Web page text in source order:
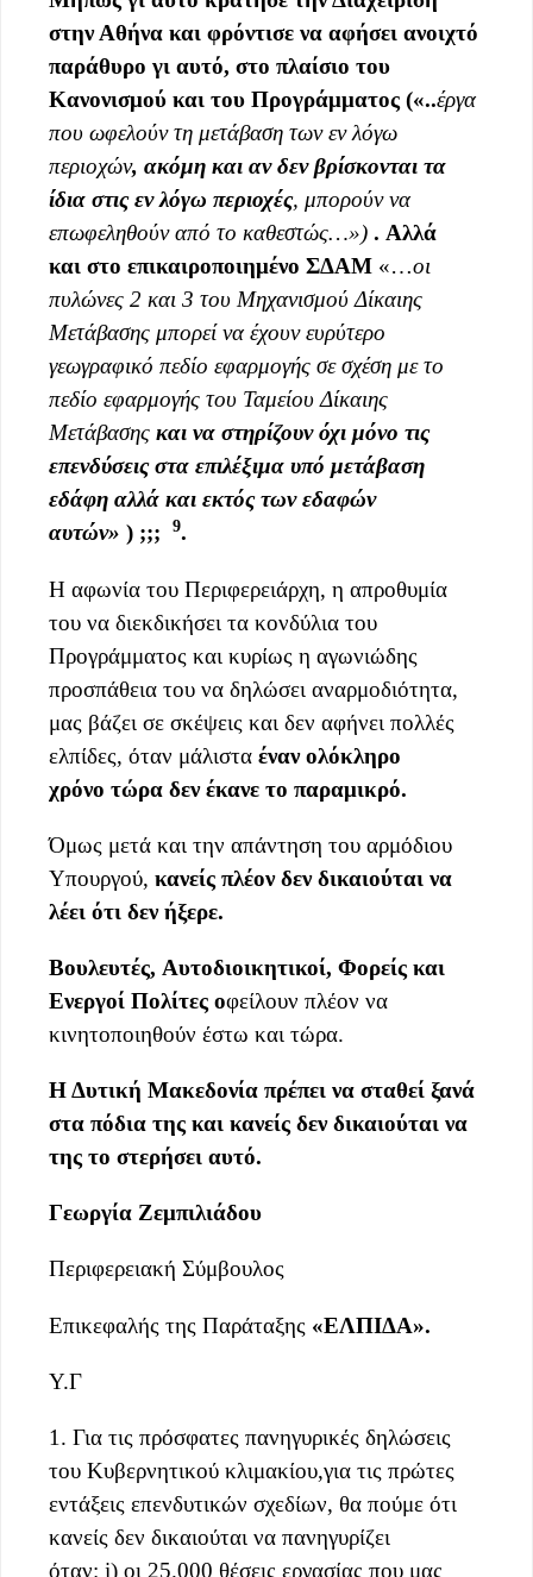
στην Αθήνα και φρόντισε να αφήσει ανοιχτό
παράθυρο γι αυτό, στο πλαίσιο του
Κανονισμού και του Προγράμματος («..έργα
που ωφελούν τη μετάβαση των εν λόγω
περιοχών, ακόμη και αν δεν βρίσκονται τα
ίδια στις εν λόγω περιοχές, μπορούν να
επωφεληθούν από το καθεστώς…») . Αλλά
και στο επικαιροποιημένο ΣΔΑΜ «…οι
πυλώνες 2 και 3 του Μηχανισμού Δίκαιης
Μετάβασης μπορεί να έχουν ευρύτερο
γεωγραφικό πεδίο εφαρμογής σε σχέση με το
πεδίο εφαρμογής του Ταμείου Δίκαιης
Μετάβασης και να στηρίζουν όχι μόνο τις
επενδύσεις στα επιλέξιμα υπό μετάβαση
εδάφη αλλά και εκτός των εδαφών
αυτών» ) ;;; 9.
Η αφωνία του Περιφερειάρχη, η απροθυμία
του να διεκδικήσει τα κονδύλια του
Προγράμματος και κυρίως η αγωνιώδης
προσπάθεια του να δηλώσει αναρμοδιότητα,
μας βάζει σε σκέψεις και δεν αφήνει πολλές
ελπίδες, όταν μάλιστα έναν ολόκληρο
χρόνο τώρα δεν έκανε το παραμικρό.
Όμως μετά και την απάντηση του αρμόδιου
Υπουργού, κανείς πλέονδεν δικαιούται να
λέει ότι δεν ήξερε.
Βουλευτές, Αυτοδιοικητικοί, Φορείς και
Ενεργοί Πολίτες οφείλουν πλέον να
κινητοποιηθούν έστω και τώρα.
Η Δυτική Μακεδονία πρέπει να σταθεί ξανά
στα πόδια της και κανείς δεν δικαιούται να
της το στερήσει αυτό.
Γεωργία Ζεμπιλιάδου
Περιφερειακή Σύμβουλος
Επικεφαλής της Παράταξης «ΕΛΠΙΔΑ».
Υ.Γ
1. Για τις πρόσφατες πανηγυρικές δηλώσεις
του Κυβερνητικού κλιμακίου,για τις πρώτες
εντάξεις επενδυτικών σχεδίων, θα πούμε ότι
κανείς δεν δικαιούται να πανηγυρίζει
όταν: i) οι 25.000 θέσεις εργασίας που μας